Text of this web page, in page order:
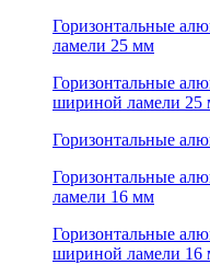
Горизонтальные
ламели 25 мм
Горизонтальные
шириной ламели 25
Горизонтальные
Горизонтальные
ламели 16 мм
Горизонтальные
шириной ламели 16